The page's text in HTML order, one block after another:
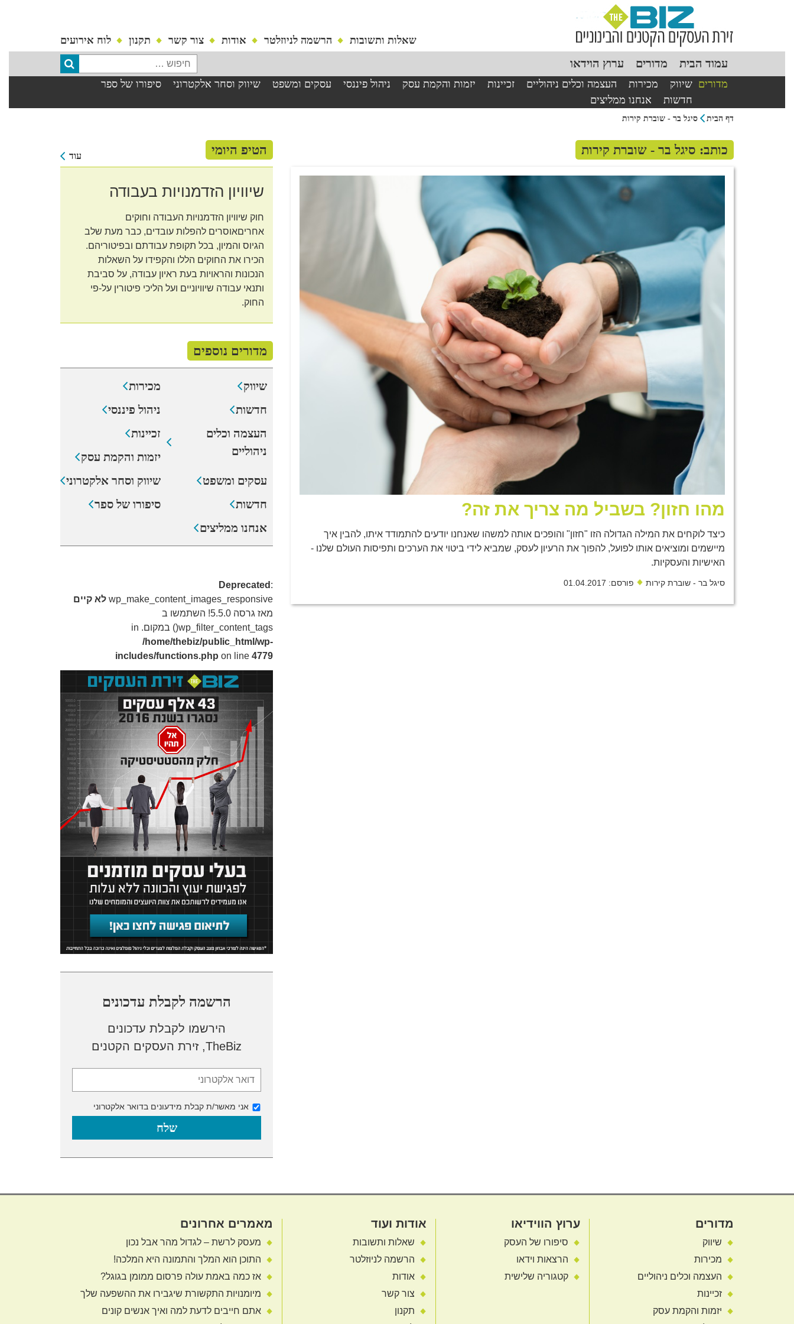
שאלות ותשובות הרשמה לניוזלטר אודות צור קשר תקנון לוח אירועים
עמוד הבית מדורים ערוץ הוידאו
מדורים שיווק מכירות העצמה וכלים ניהוליים זכיינות יזמות והקמת עסק ניהול פיננסי עסקים ומשפט שיווק וסחר אלקטרוני
סיפורו של ספר
חדשות
אנחנו ממליצים
דף הבית סיגל בר - שוברת קירות
כותב: סיגל בר - שוברת קירות
מהו חזון? בשביל מה צריך את זה?
כיצד לוקחים את המילה הגדולה הזו "חזון" והופכים אותה למשהו שאנחנו יודעים להתמודד איתו, להבין איך
מיישמים ומוציאים אותו לפועל, להפוך את הרעיון לעסק, שמביא לידי ביטוי את הערכים ותפיסות העולם שלנו -
האישיות והעסקיות.
סיגל בר - שוברת קירות פורסם: 01.04.2017
הטיפ היומי עוד
שיוויון הזדמנויות בעבודה
חוק שיוויון הזדמנויות העבודה וחוקים
אחריםאוסרים להפלות עובדים, כבר מעת שלב
הגיוס והמיון, בכל תקופת עבודתם ובפיטוריהם.
הכירו את החוקים הללו והקפידו על השאלות
הנכונות והראויות בעת ראיון עבודה, על סביבת
ותנאי עבודה שיוויוניים ועל הליכי פיטורין על-פי
החוק.
מדורים נוספים
שיווק
מכירות
חדשות
ניהול פיננסי
העצמה וכלים
ניהוליים
זכיינות
יזמות והקמת עסק
עסקים ומשפט
שיווק וסחר אלקטרוני
חדשות
סיפורו של ספר
אנחנו ממליצים
Deprecated :
wp_make_content_images_responsive לא קיים
מאז גרסה 5.5.0! השתמשו ב
wp_filter_content_tags() במקום. in
/home/thebiz/public_html/wp-
includes/functions.php on line 4779
הרשמה לקבלת עדכונים
הירשמו לקבלת עדכונים
TheBiz, זירת העסקים הקטנים
אני מאשר/ת קבלת מידעונים בדואר אלקטרוני
מדורים
שיווק
מכירות
העצמה וכלים ניהוליים
זכיינות
יזמות והקמת עסק
ערוץ הווידיאו
סיפורו של העסק
הרצאות וידאו
קטגוריה שלישית
אודות ועוד
שאלות ותשובות
הרשמה לניוזלטר
אודות
צור קשר
תקנון
מאמרים אחרונים
מעסק לרשת – לגדול מהר אבל נכון
התוכן הוא המלך והתמונה היא המלכה!
אז כמה באמת עולה פרסום ממומן בגוגל?
מיומנויות התקשורת שיגבירו את ההשפעה שלך
אתם חייבים לדעת למה ואיך אנשים קונים